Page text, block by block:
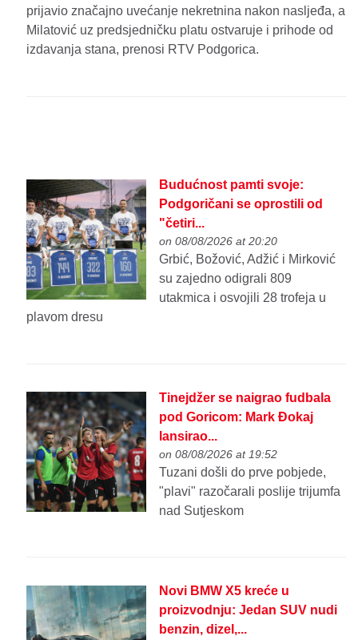
prijavio značajno uvećanje nekretnina nakon nasljeđa, a
Milatović uz predsjedničku platu ostvaruje i prihode od
izdavanja stana, prenosi RTV Podgorica.
Budućnost pamti svoje:
Podgoričani se oprostili od
"četiri...
on 08/08/2026 at 20:20
Grbić, Božović, Adžić i Mirković
su zajedno odigrali 809
utakmica i osvojili 28 trofeja u
plavom dresu
Tinejdžer se naigrao fudbala
pod Goricom: Mark Đokaj
lansirao...
on 08/08/2026 at 19:52
Tuzani došli do prve pobjede,
"plavi" razočarali poslije trijumfa
nad Sutjeskom
Novi BMW X5 kreće u
proizvodnju: Jedan SUV nudi
benzin, dizel,...